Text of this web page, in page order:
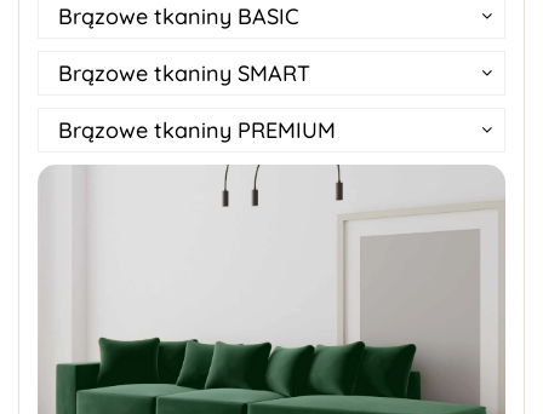
Brązowe tkaniny BASIC
Brązowe tkaniny SMART
Brązowe tkaniny PREMIUM